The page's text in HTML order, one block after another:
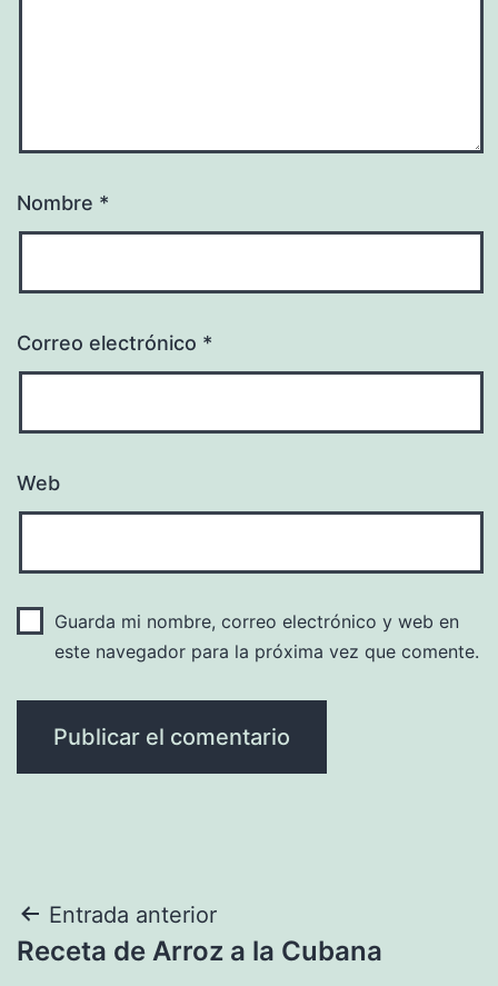
Nombre *
Correo electrónico *
Web
Guarda mi nombre, correo electrónico y web en
este navegador para la próxima vez que comente.
Navegación
de
Entrada anterior
Receta de Arroz a la Cubana